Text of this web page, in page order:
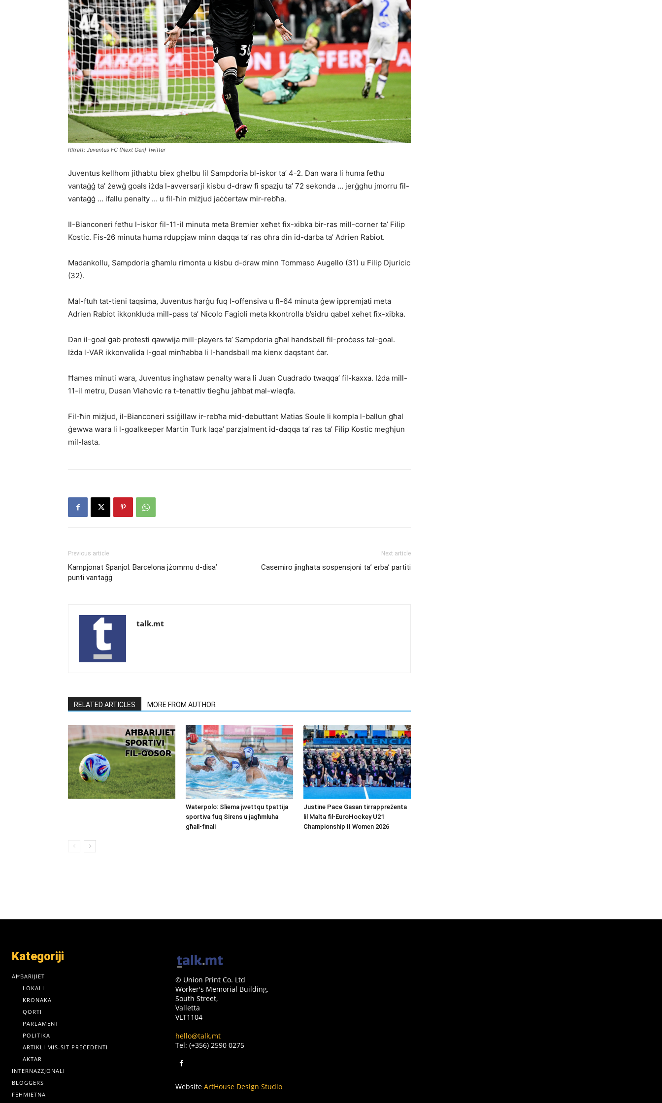
RItratt: Juventus FC (Next Gen) Twitter
Juventus kellhom jitħabtu biex għelbu lil Sampdoria bl-iskor ta’ 4-2. Dan wara li huma fetħu
vantaġġ ta’ żewġ goals iżda l-avversarji kisbu d-draw fi spazju ta’ 72 sekonda … jerġgħu jmorru fil-
vantaġġ … ifallu penalty … u fil-ħin miżjud jaċċertaw mir-rebħa.
Il-Bianconeri fetħu l-iskor fil-11-il minuta meta Bremier xeħet fix-xibka bir-ras mill-corner ta’ Filip
Kostic. Fis-26 minuta huma rduppjaw minn daqqa ta’ ras oħra din id-darba ta’ Adrien Rabiot.
Madankollu, Sampdoria għamlu rimonta u kisbu d-draw minn Tommaso Augello (31) u Filip Djuricic
(32).
Mal-ftuħ tat-tieni taqsima, Juventus ħarġu fuq l-offensiva u fl-64 minuta ġew ippremjati meta
Adrien Rabiot ikkonkluda mill-pass ta’ Nicolo Fagioli meta kkontrolla b’sidru qabel xeħet fix-xibka.
Dan il-goal ġab protesti qawwija mill-players ta’ Sampdoria għal handsball fil-proċess tal-goal.
Iżda l-VAR ikkonvalida l-goal minħabba li l-handsball ma kienx daqstant ċar.
Ħames minuti wara, Juventus ingħataw penalty wara li Juan Cuadrado twaqqa’ fil-kaxxa. Iżda mill-
11-il metru, Dusan Vlahovic ra t-tenattiv tiegħu jaħbat mal-wieqfa.
Fil-ħin miżjud, il-Bianconeri ssiġillaw ir-rebħa mid-debuttant Matias Soule li kompla l-ballun għal
ġewwa wara li l-goalkeeper Martin Turk laqa’ parzjalment id-daqqa ta’ ras ta’ Filip Kostic megħjun
mil-lasta.
Previous article
Kampjonat Spanjol: Barcelona jżommu d-disa’
punti vantaġġ
Next article
Casemiro jingħata sospensjoni ta’ erba’ partiti
talk.mt
RELATED ARTICLES MORE FROM AUTHOR
Waterpolo: Sliema jwettqu tpattija
sportiva fuq Sirens u jagħmluha
għall-finali
Justine Pace Gasan tirrappreżenta
lil Malta fil-EuroHockey U21
Championship II Women 2026
Kategoriji
AĦBARIJIET
LOKALI
KRONAKA
QORTI
PARLAMENT
POLITIKA
ARTIKLI MIS-SIT PREĊEDENTI
AKTAR
INTERNAZZJONALI
BLOGGERS
FEHMIETNA
© Union Print Co. Ltd
Worker's Memorial Building,
South Street,
Valletta
VLT1104
hello@talk.mt
Tel: (+356) 2590 0275
Website ArtHouse Design Studio